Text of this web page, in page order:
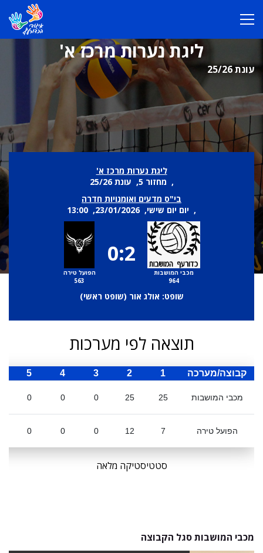
ליגת נערות מרכז א'
עונת 25/26
ליגת נערות מרכז א'
, מחזור 5, עונת 25/26
בי"ס מדעים ואומנויות חדרה
, יום יום שישי, 23/01/2026, 13:00
מכבי המושבות
964
0:2
הפועל טירה
563
שופט: אולג אור (שופט ראשי)
תוצאה לפי מערכות
קבוצה/מערכה 1
2
3
4
5
מכבי המושבות 25
25
0
0
0
הפועל טירה 7
12
0
0
0
סטטיסטיקה מלאה
מכבי המושבות סגל הקבוצה